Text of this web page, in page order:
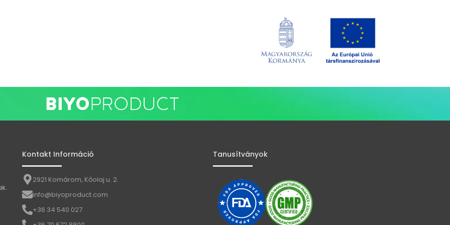
Kontakt Információ
2921 Komárom, Kőolaj u. 2.
info@biyoproduct.com
+36 34 540 027
Tanusítványok